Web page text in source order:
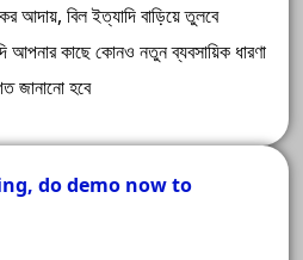
কর আদায়, বিল ইত্যাদি বাড়িয়ে তুলবে
আপনার কাছে কোনও নতুন ব্যবসায়িক ধারণা
জানানো হবে
do demo now to